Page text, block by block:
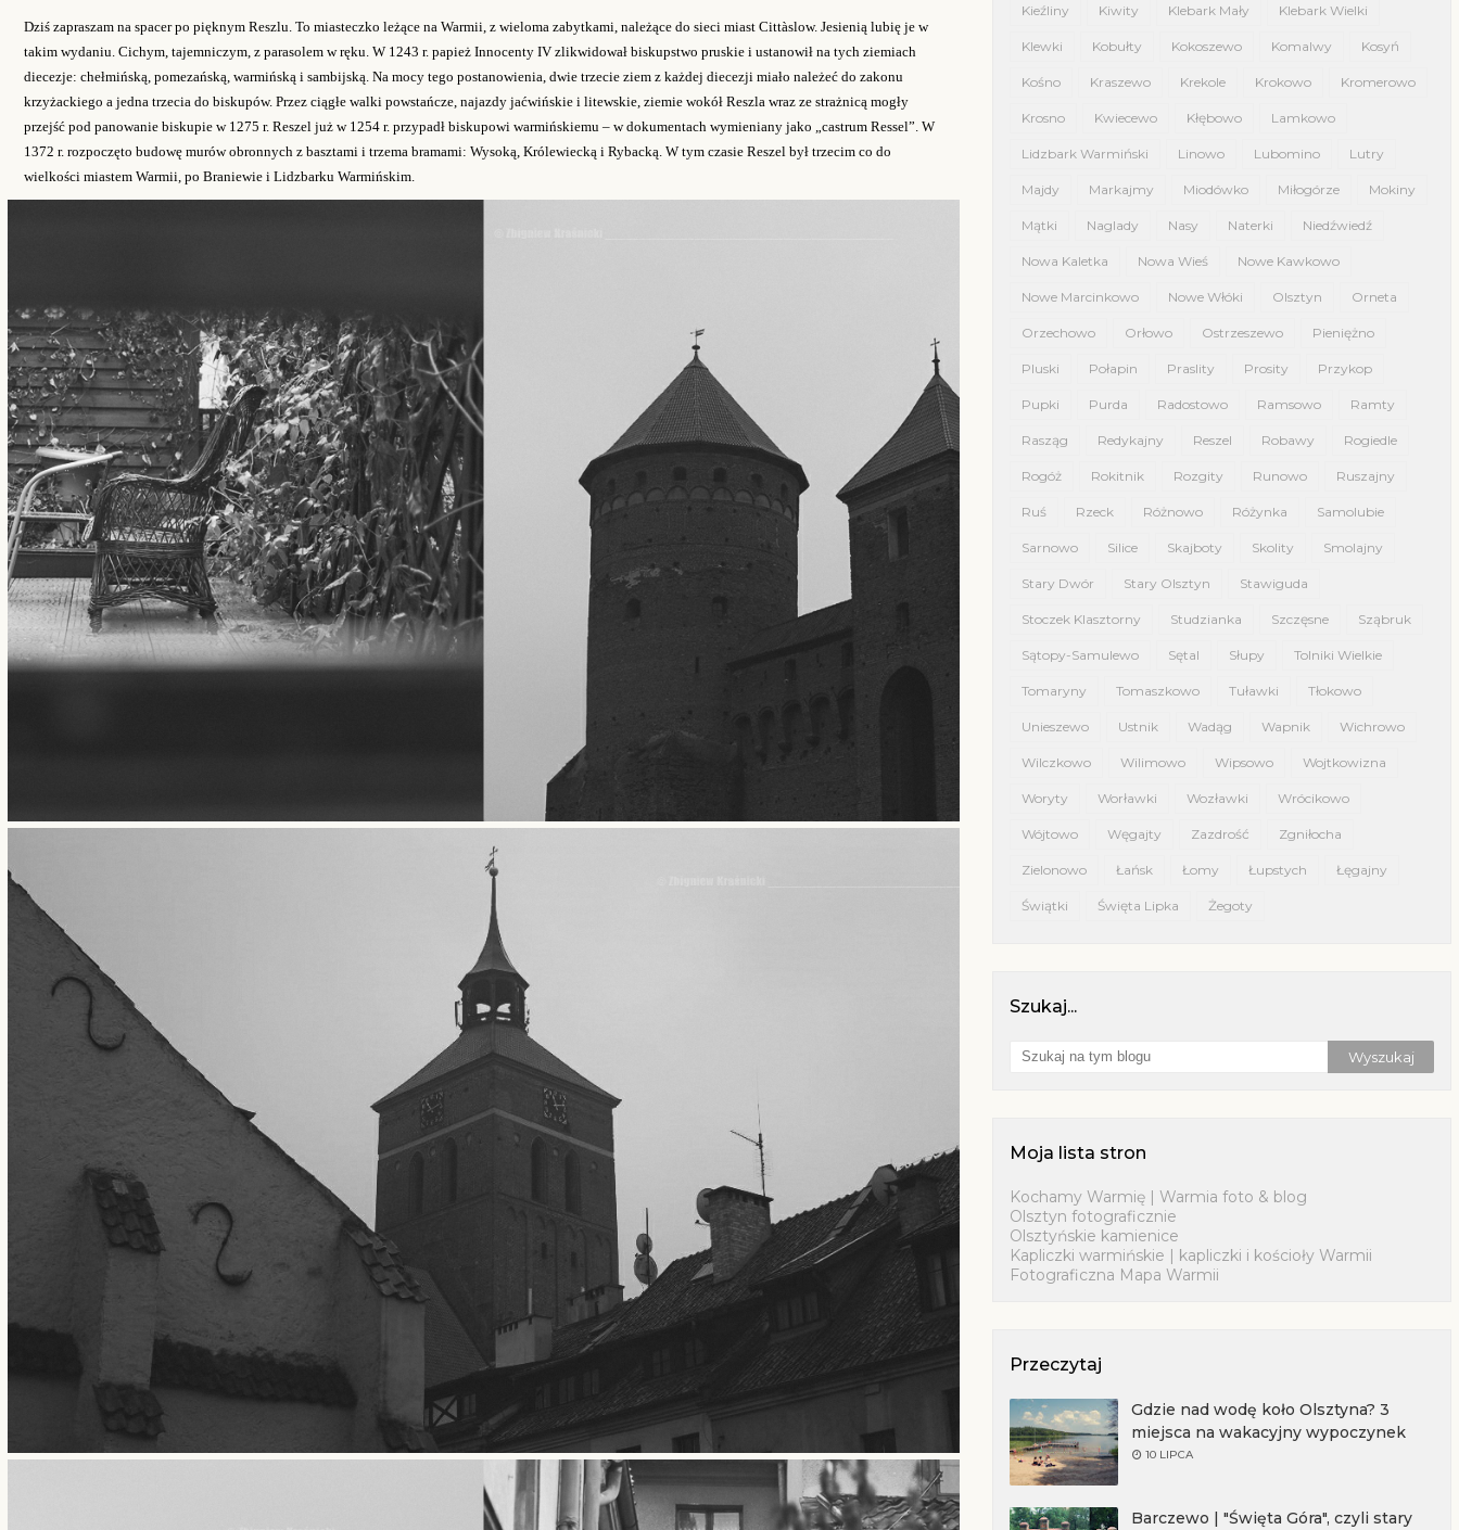
Dziś zapraszam na spacer po pięknym Reszlu. To miasteczko leżące na Warmii, z wieloma zabytkami, należące do sieci miast Cittàslow. Jesienią lubię je w
takim wydaniu. Cichym, tajemniczym, z parasolem w ręku. W 1243 r. papież Innocenty IV zlikwidował biskupstwo pruskie i ustanowił na tych ziemiach
diecezje: chełmińską, pomezańską, warmińską i sambijską. Na mocy tego postanowienia, dwie trzecie ziem z każdej diecezji miało należeć do zakonu
krzyżackiego a jedna trzecia do biskupów. Przez ciągłe walki powstańcze, najazdy jaćwińskie i litewskie, ziemie wokół Reszla wraz ze strażnicą mogły
przejść pod panowanie biskupie w 1275 r. Reszel już w 1254 r. przypadł biskupowi warmińskiemu – w dokumentach wymieniany jako „castrum Ressel”. W
1372 r. rozpoczęto budowę murów obronnych z basztami i trzema bramami: Wysoką, Królewiecką i Rybacką. W tym czasie Reszel był trzecim co do
wielkości miastem Warmii, po Braniewie i Lidzbarku Warmińskim.
Kieźliny Kiwity Klebark Mały Klebark Wielki
Klewki Kobułty Kokoszewo Komalwy Kosyń
Kośno Kraszewo Krekole Krokowo Kromerowo
Krosno Kwiecewo Kłębowo Lamkowo
Lidzbark Warmiński Linowo Lubomino Lutry
Majdy Markajmy Miodówko Miłogórze Mokiny
Mątki Naglady Nasy Naterki Niedźwiedź
Nowa Kaletka Nowa Wieś Nowe Kawkowo
Nowe Marcinkowo Nowe Włóki Olsztyn Orneta
Orzechowo Orłowo Ostrzeszewo Pieniężno
Pluski Połapin Praslity Prosity Przykop
Pupki Purda Radostowo Ramsowo Ramty
Rasząg Redykajny Reszel Robawy Rogiedle
Rogóż Rokitnik Rozgity Runowo Ruszajny
Ruś Rzeck Różnowo Różynka Samolubie
Sarnowo Silice Skajboty Skolity Smolajny
Stary Dwór Stary Olsztyn Stawiguda
Stoczek Klasztorny Studzianka Szczęsne Sząbruk
Sątopy-Samulewo Sętal Słupy Tolniki Wielkie
Tomaryny Tomaszkowo Tuławki Tłokowo
Unieszewo Ustnik Wadąg Wapnik Wichrowo
Wilczkowo Wilimowo Wipsowo Wojtkowizna
Woryty Worławki Wozławki Wrócikowo
Wójtowo Węgajty Zazdrość Zgniłocha
Zielonowo Łańsk Łomy Łupstych Łęgajny
Świątki Święta Lipka Żegoty
Szukaj...
Moja lista stron
Kochamy Warmię | Warmia foto & blog
Olsztyn fotograficznie
Olsztyńskie kamienice
Kapliczki warmińskie | kapliczki i kościoły Warmii
Fotograficzna Mapa Warmii
Przeczytaj
Gdzie nad wodę koło Olsztyna? 3
miejsca na wakacyjny wypoczynek
10 LIPCA
Barczewo | "Święta Góra", czyli stary